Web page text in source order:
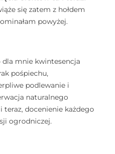
się zatem z hołdem
powyżej.
dla mnie kwintesencja
pośpiechu,
podlewanie i
naturalnego
docenienie każdego
ogrodniczej.